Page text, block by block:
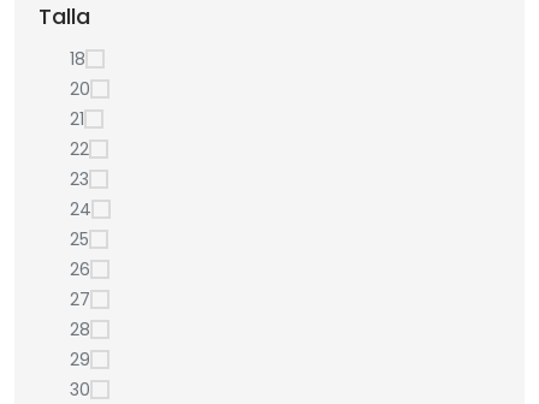
Talla
18
20
21
22
23
24
25
26
27
28
29
30